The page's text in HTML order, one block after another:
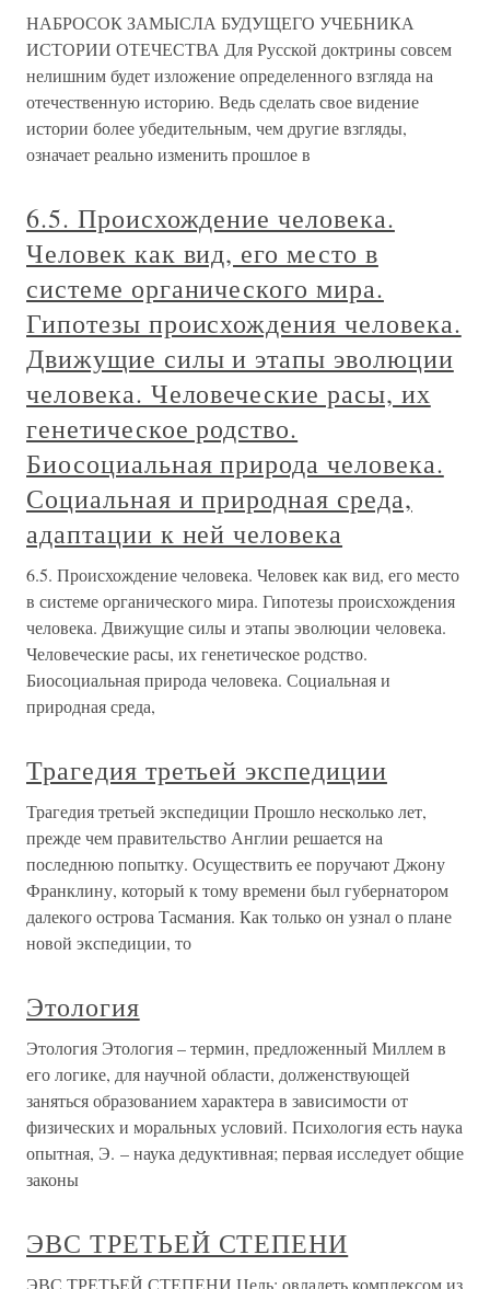
НАБРОСОК ЗАМЫСЛА БУДУЩЕГО УЧЕБНИКА
ИСТОРИИ ОТЕЧЕСТВА Для Русской доктрины совсем
нелишним будет изложение определенного взгляда на
отечественную историю. Ведь сделать свое видение
истории более убедительным, чем другие взгляды,
означает реально изменить прошлое в
6.5. Происхождение человека.
Человек как вид, его место в
системе органического мира.
Гипотезы происхождения человека.
Движущие силы и этапы эволюции
человека. Человеческие расы, их
генетическое родство.
Биосоциальная природа человека.
Социальная и природная среда,
адаптации к ней человека
6.5. Происхождение человека. Человек как вид, его место
в системе органического мира. Гипотезы происхождения
человека. Движущие силы и этапы эволюции человека.
Человеческие расы, их генетическое родство.
Биосоциальная природа человека. Социальная и
природная среда,
Трагедия третьей экспедиции
Трагедия третьей экспедиции Прошло несколько лет,
прежде чем правительство Англии решается на
последнюю попытку. Осуществить ее поручают Джону
Франклину, который к тому времени был губернатором
далекого острова Тасмания. Как только он узнал о плане
новой экспедиции, то
Этология
Этология Этология – термин, предложенный Миллем в
его логике, для научной области, долженствующей
заняться образованием характера в зависимости от
физических и моральных условий. Психология есть наука
опытная, Э. – наука дедуктивная; первая исследует общие
законы
ЭВС ТРЕТЬЕЙ СТЕПЕНИ
ЭВС ТРЕТЬЕЙ СТЕПЕНИ Цель: овладеть комплексом из